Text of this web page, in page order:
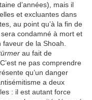
d’années), mais il
et excluantes dans
au point qu’à la fin de
condamné à mort et
de la Shoah.
au fait de
ne pas comprendre
qu’un danger
a deux
: il est autant force